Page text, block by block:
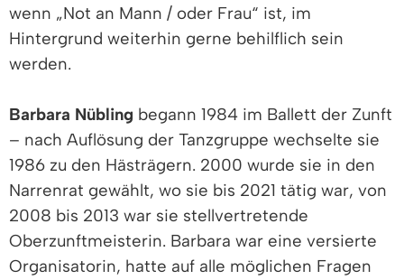
wenn „Not an Mann / oder Frau“ ist, im
Hintergrund weiterhin gerne behilflich sein
werden.
Barbara Nübling begann 1984 im Ballett der Zunft
– nach Auflösung der Tanzgruppe wechselte sie
1986 zu den Hästrägern. 2000 wurde sie in den
Narrenrat gewählt, wo sie bis 2021 tätig war, von
2008 bis 2013 war sie stellvertretende
Oberzunftmeisterin. Barbara war eine versierte
Organisatorin, hatte auf alle möglichen Fragen